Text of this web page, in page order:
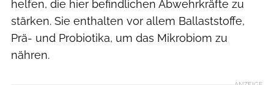
helfen, die hier befindlichen Abwehrkräfte zu
stärken. Sie enthalten vor allem Ballaststoffe,
Prä- und Probiotika, um das Mikrobiom zu
nähren.